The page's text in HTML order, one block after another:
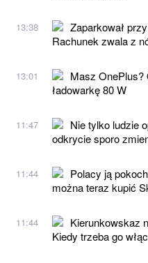
13:38
Zaparkował
Rachunek zwala z
13:01
Masz OnePlus?
ładowarkę 80 W
11:47
Nie tylko ludzie
odkrycie sporo
11:44
Polacy ją
można teraz kupić
11:44
Kierunkowskaz
Kiedy trzeba go